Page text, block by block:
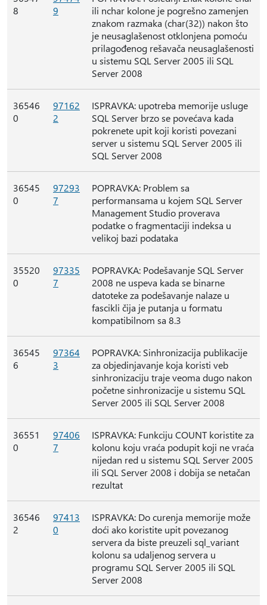
8
9
ili nchar kolone je pogrešno zamenjen
znakom razmaka (char(32)) nakon što
je neusaglašenost otklonjena pomoću
prilagođenog rešavača neusaglašenosti
u sistemu SQL Server 2005 ili SQL
Server 2008
36546
0
97162
2
ISPRAVKA: upotreba memorije usluge
SQL Server brzo se povećava kada
pokrenete upit koji koristi povezani
server u sistemu SQL Server 2005 ili
SQL Server 2008
36545
0
97293
7
POPRAVKA: Problem sa
performansama u kojem SQL Server
Management Studio proverava
podatke o fragmentaciji indeksa u
velikoj bazi podataka
35520
0
97335
7
POPRAVKA: Podešavanje SQL Server
2008 ne uspeva kada se binarne
datoteke za podešavanje nalaze u
fascikli čija je putanja u formatu
kompatibilnom sa 8.3
36545
6
97364
3
POPRAVKA: Sinhronizacija publikacije
za objedinjavanje koja koristi veb
sinhronizaciju traje veoma dugo nakon
početne sinhronizacije u sistemu SQL
Server 2005 ili SQL Server 2008
36551
0
97406
7
ISPRAVKA: Funkciju COUNT koristite za
kolonu koju vraća podupit koji ne vraća
nijedan red u sistemu SQL Server 2005
ili SQL Server 2008 i dobija se netačan
rezultat
36546
2
97413
0
ISPRAVKA: Do curenja memorije može
doći ako koristite upit povezanog
servera da biste preuzeli sql_variant
kolonu sa udaljenog servera u
programu SQL Server 2005 ili SQL
Server 2008